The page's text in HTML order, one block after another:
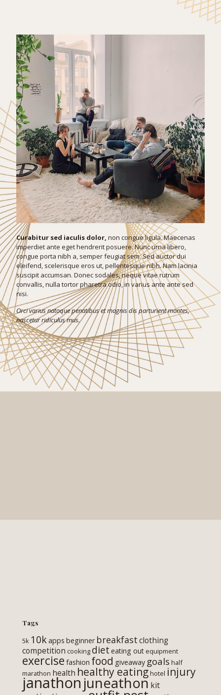
Curabitur sed iaculis dolor, non congue ligula. Maecenas
imperdiet ante eget hendrerit posuere. Nunc urna libero,
congue porta nibh a, semper feugiat sem. Sed auctor dui
eleifend, scelerisque eros ut, pellentesque nibh. Nam lacinia
suscipit accumsan. Donec sodales, neque vitae rutrum
convallis, nulla tortor pharetra odio, in varius ante ante sed
nisi.
Orci varius natoque penatibus et magnis dis parturient montes,
nascetur ridiculus mus.
Tags
5k 10kapps beginner breakfastclothing
competition cooking diet eating out equipment
exercise fashion food giveaway goals half
marathon health healthy eatinghotel injury
janathon juneathon kit